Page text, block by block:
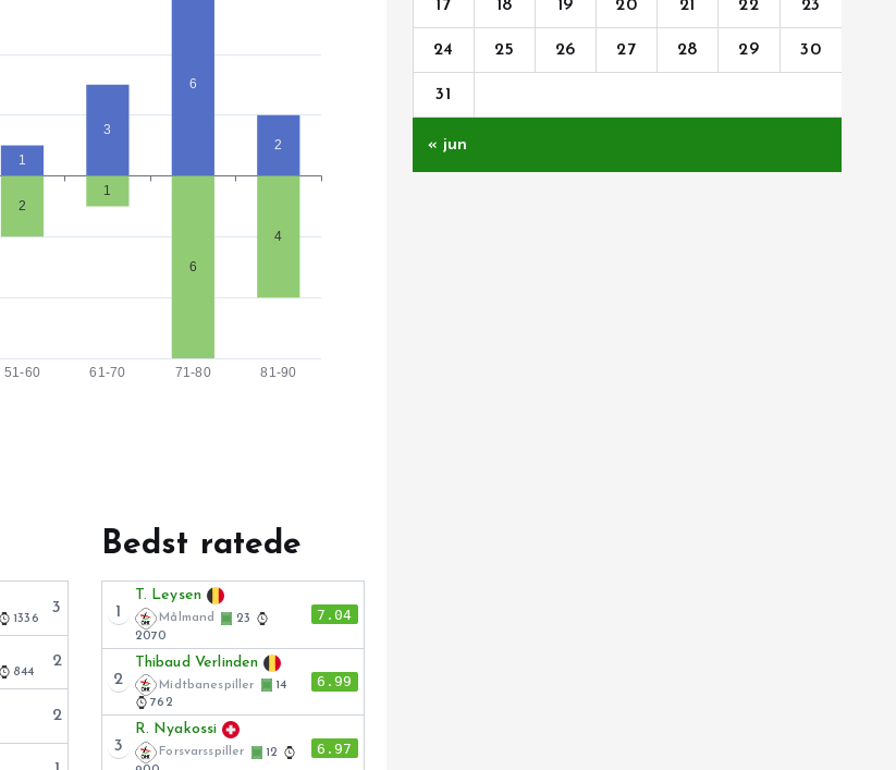
1336
3
844
2
2
Bedst ratede
1
T. Leysen
Målmand
23
2070
7.04
2
Thibaud Verlinden
Midtbanespiller
14
762
6.99
3
R. Nyakossi
Forsvarsspiller
12
6.97
17 18 19 20 21 22 23
24 25 26 27 28 29 30
31
« jun